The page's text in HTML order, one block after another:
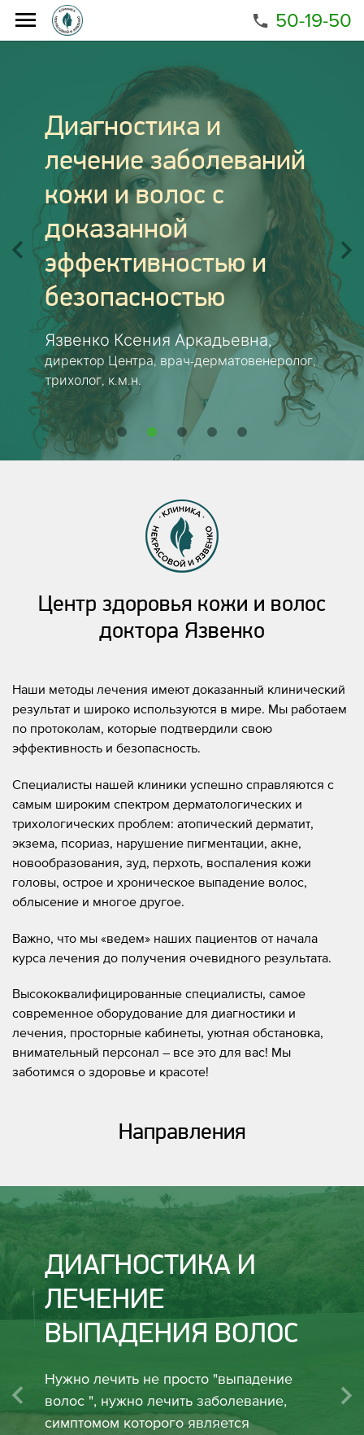
50-19-50
Диагностика и
лечение заболеваний
кожи и волос с
доказанной
эффективностью и
безопасностью
Язвенко Ксения Аркадьевна,
директор Центра, врач-дерматовенеролог,
трихолог, к.м.н.
Центр здоровья кожи и волос
доктора Язвенко
Наши методы лечения имеют доказанный клинический
результат и широко используются в мире. Мы работаем
по протоколам, которые подтвердили свою
эффективность и безопасность.
Специалисты нашей клиники успешно справляются с
самым широким спектром дерматологических и
трихологических проблем: атопический дерматит,
экзема, псориаз, нарушение пигментации, акне,
новообразования, зуд, перхоть, воспаления кожи
головы, острое и хроническое выпадение волос,
облысение и многое другое.
Важно, что мы «ведем» наших пациентов от начала
курса лечения до получения очевидного результата.
Высококвалифицированные специалисты, самое
современное оборудование для диагностики и
лечения, просторные кабинеты, уютная обстановка,
внимательный персонал – все это для вас! Мы
заботимся о здоровье и красоте!
Направления
ДИАГНОСТИКА И
ЛЕЧЕНИЕ
ВЫПАДЕНИЯ ВОЛОС
Нужно лечить не просто "выпадение
волос ", нужно лечить заболевание,
симптомом которого является